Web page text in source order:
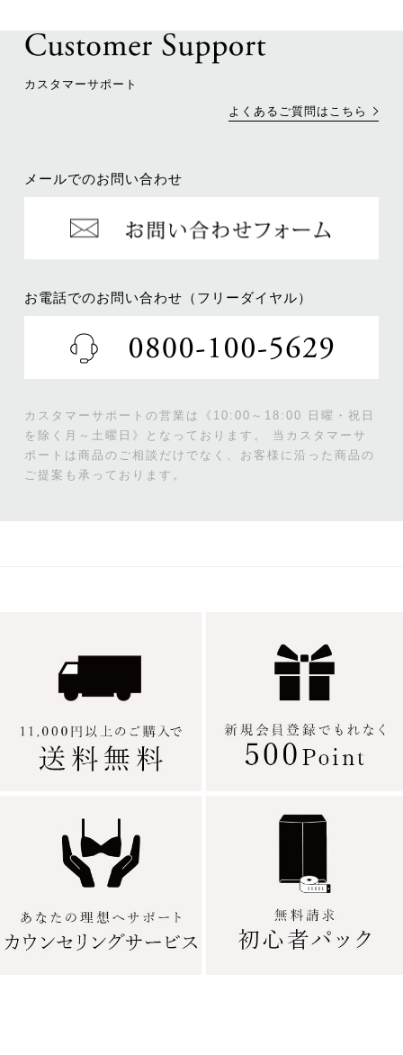
カスタマーサポート
よくあるご質問はこちら
メールでのお問い合わせ
お電話でのお問い合わせ（フリーダイヤル）
カスタマーサポートの営業は《10:00～18:00 日曜・祝日
を除く月～土曜日》となっております。
当カスタマーサ
ポートは商品のご相談だけでなく、お客様に沿った商品の
ご提案も承っております。